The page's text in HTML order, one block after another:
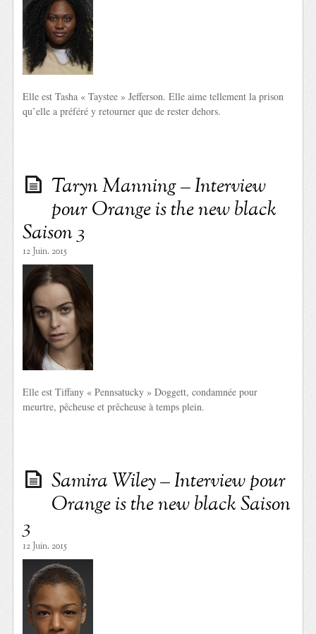
Elle est Tasha « Taystee » Jefferson. Elle aime tellement la prison
qu’elle a préféré y retourner que de rester dehors.
Taryn Manning – Interview
pour Orange is the new black
Saison 3
12 Juin. 2015
Elle est Tiffany « Pennsatucky » Doggett, condamnée pour
meurtre, pêcheuse et prêcheuse à temps plein.
Samira Wiley – Interview pour
Orange is the new black Saison
3
12 Juin. 2015